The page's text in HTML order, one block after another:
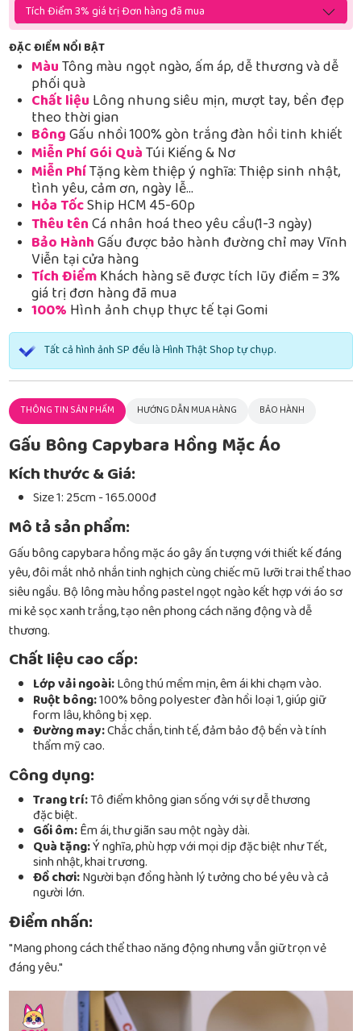
Tích Điểm 3% giá trị Đơn hàng đã mua
ĐẶC ĐIỂM NỔI BẬT
MàuTông màu ngọt ngào, ấm áp, dễ thương và dễ
phối quà
Chất liệu Lông nhung siêu mịn, mượt tay, bền đẹp
theo thời gian
BôngGấu nhồi 100% gòn trắng đàn hồi tinh khiết
Miễn Phí Gói QuàTúi Kiếng & Nơ
Miễn PhíTặng kèm thiệp ý nghĩa: Thiệp sinh nhật,
tình yêu, cảm ơn, ngày lễ…
Hỏa TốcShip HCM 45-60p
Thêu tênCá nhân hoá theo yêu cầu(1-3 ngày)
Bảo HànhGấu được bảo hành đường chỉ may Vĩnh
Viễn tại cửa hàng
Tích ĐiểmKhách hàng sẽ được tích lũy điểm = 3%
giá trị đơn hàng đã mua
100% Hình ảnh chụp thực tế tại Gomi
Tất cả hình ảnh SP đều là Hình Thật Shop tự chụp.
THÔNG TIN SẢN PHẨM HƯỚNG DẪN MUA HÀNG BẢO HÀNH
Gấu Bông Capybara Hồng Mặc Áo
Kích thước & Giá:
Size 1: 25cm - 165.000đ
Mô tả sản phẩm:
Gấu bông capybara hồng mặc áo gây ấn tượng với thiết kế đáng
yêu, đôi mắt nhỏ nhắn tinh nghịch cùng chiếc mũ lưỡi trai thể thao
siêu ngầu. Bộ lông màu hồng pastel ngọt ngào kết hợp với áo sơ
mi kẻ sọc xanh trắng, tạo nên phong cách năng động và dễ
thương.
Chất liệu cao cấp:
Lớp vải ngoài:Lông thú mềm mịn, êm ái khi chạm vào.
Ruột bông:100% bông polyester đàn hồi loại 1, giúp giữ
form lâu, không bị xẹp.
Đường may:Chắc chắn, tinh tế, đảm bảo độ bền và tính
thẩm mỹ cao.
Công dụng:
Trang trí:Tô điểm không gian sống với sự dễ thương
đặc biệt.
Gối ôm:Êm ái, thư giãn sau một ngày dài.
Quà tặng:Ý nghĩa, phù hợp với mọi dịp đặc biệt như Tết,
sinh nhật, khai trương.
Đồ chơi:Người bạn đồng hành lý tưởng cho bé yêu và cả
người lớn.
Điểm nhấn:
"Mang phong cách thể thao năng động nhưng vẫn giữ trọn vẻ
đáng yêu."